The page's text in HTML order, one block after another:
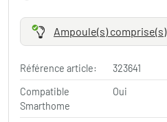
Ampoule(s) comprise(s)
Référence article:
323641
Compatible
Smarthome
Oui